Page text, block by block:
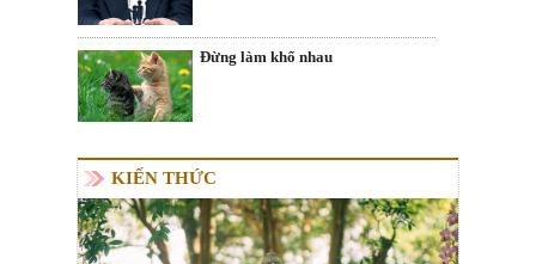
Đừng làm khổ nhau
KIẾN THỨC